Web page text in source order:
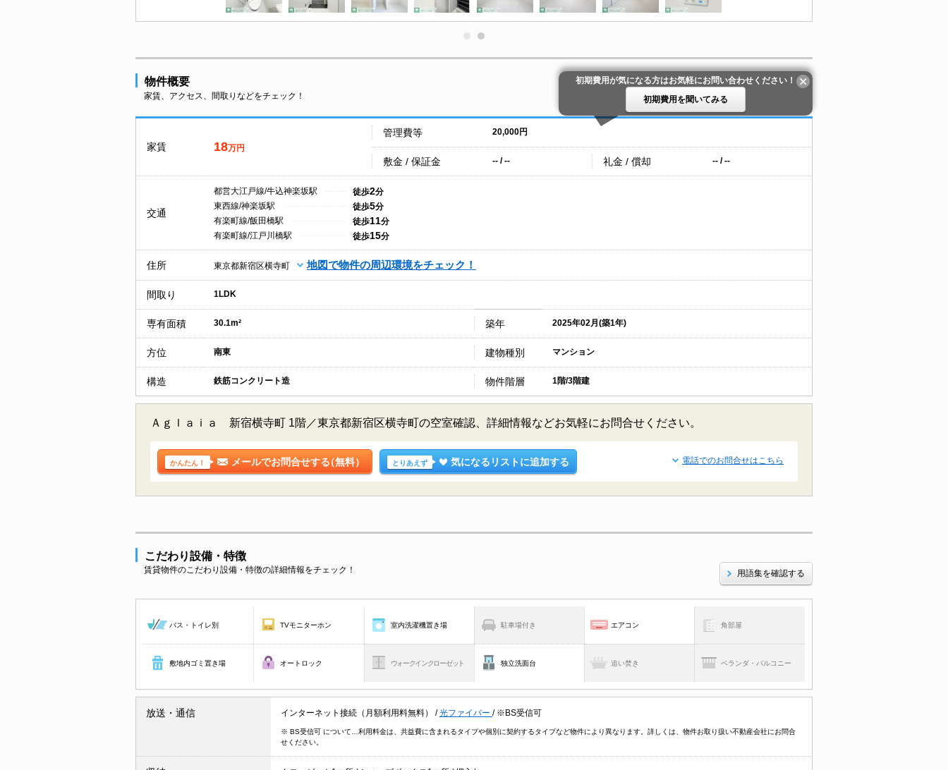
物件概要
家賃、アクセス、間取りなどをチェック！
初期費用が気になる方はお気軽にお問い合わせください！
初期費用を聞いてみる
家賃 18万円
管理費等 20,000円
敷金 / 保証金 -- / -- 礼金 / 償却 -- / --
交通
都営大江戸線/牛込神楽坂駅 徒歩2分
東西線/神楽坂駅
徒歩5分
有楽町線/飯田橋駅
徒歩11分
有楽町線/江戸川橋駅
徒歩15分
住所 東京都新宿区横寺町 地図で物件の周辺環境をチェック！
間取り 1LDK
専有面積 30.1m² 築年 2025年02月(築1年)
方位 南東 建物種別 マンション
構造 鉄筋コンクリート造 物件階層 1階/3階建
Ａｇｌａｉａ 新宿横寺町 1階／東京都新宿区横寺町の空室確認、詳細情報などお気軽にお問合せください。
かんたん！ メールでお問合せする（無料） とりあえず 気になるリストに追加する 電話でのお問合せはこちら
こだわり設備・特徴
賃貸物件のこだわり設備・特徴の詳細情報をチェック！ 用語集を確認する
バス・トイレ別 TVモニターホン 室内洗濯機置き場 駐車場付き エアコン 角部屋
敷地内ゴミ置き場 オートロック ウォークインクローゼット 独立洗面台 追い焚き ベランダ・バルコニー
放送・通信 インターネット接続（月額利用料無料） /光ファイバー / ※BS受信可
※ BS受信可 について…利用料金は、共益費に含まれるタイプや個別に契約するタイプなど物件により異なります。詳しくは、物件お取り扱い不動産会社にお問合
せください。